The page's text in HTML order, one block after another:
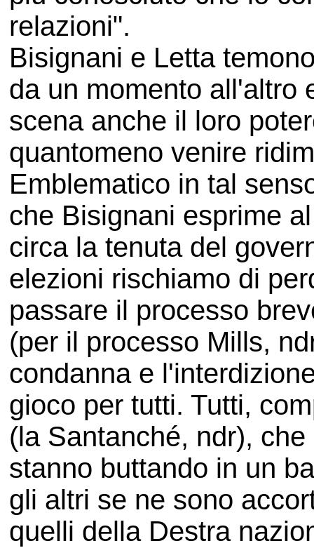
relazioni".
Bisignani e Letta
da un momento all'altro
scena anche il loro
quantomeno venire
Emblematico in tal
che Bisignani esprime
circa la tenuta del
elezioni rischiamo di
passare il processo
(per il processo Mills,
condanna e
gioco per tutti. Tutti,
(la Santanché, ndr),
stanno buttando in un
gli altri se ne sono
quelli della Destra